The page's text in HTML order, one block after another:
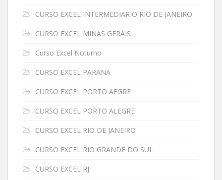
CURSO EXCEL INTERMEDIARIO RIO DE JANEIRO
CURSO EXCEL MINAS GERAIS
Curso Excel Noturno
CURSO EXCEL PARANA
CURSO EXCEL PORTO AEGRE
CURSO EXCEL PORTO ALEGRE
CURSO EXCEL RIO DE JANEIRO
CURSO EXCEL RIO GRANDE DO SUL
CURSO EXCEL RJ